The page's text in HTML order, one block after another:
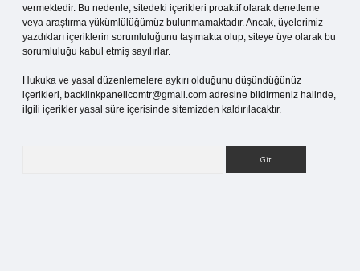
vermektedir. Bu nedenle, sitedeki içerikleri proaktif olarak denetleme
veya araştırma yükümlülüğümüz bulunmamaktadır. Ancak, üyelerimiz
yazdıkları içeriklerin sorumluluğunu taşımakta olup, siteye üye olarak bu
sorumluluğu kabul etmiş sayılırlar.
Hukuka ve yasal düzenlemelere aykırı olduğunu düşündüğünüz
içerikleri, backlinkpanelicomtr@gmail.com adresine bildirmeniz halinde,
ilgili içerikler yasal süre içerisinde sitemizden kaldırılacaktır.